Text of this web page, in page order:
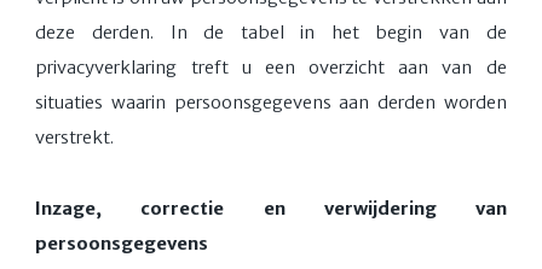
deze derden. In de tabel in het begin van de
privacyverklaring treft u een overzicht aan van de
situaties waarin persoonsgegevens aan derden worden
verstrekt.
Inzage, correctie en verwijdering van
persoonsgegevens